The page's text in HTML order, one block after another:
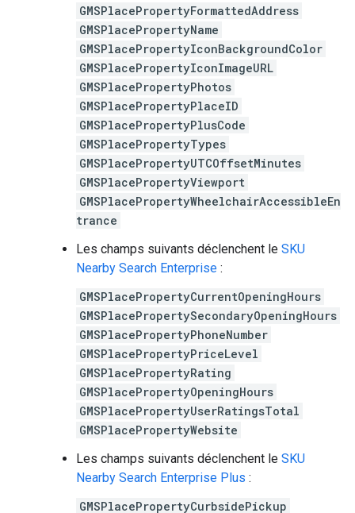
GMSPlacePropertyFormattedAddress
GMSPlacePropertyName
GMSPlacePropertyIconBackgroundColor
GMSPlacePropertyIconImageURL
GMSPlacePropertyPhotos
GMSPlacePropertyPlaceID
GMSPlacePropertyPlusCode
GMSPlacePropertyTypes
GMSPlacePropertyUTCOffsetMinutes
GMSPlacePropertyViewport
GMSPlacePropertyWheelchairAccessibleEn
trance
Les champs suivants déclenchent le SKU
Nearby Search Enterprise :
GMSPlacePropertyCurrentOpeningHours
GMSPlacePropertySecondaryOpeningHours
GMSPlacePropertyPhoneNumber
GMSPlacePropertyPriceLevel
GMSPlacePropertyRating
GMSPlacePropertyOpeningHours
GMSPlacePropertyUserRatingsTotal
GMSPlacePropertyWebsite
Les champs suivants déclenchent le SKU
Nearby Search Enterprise Plus :
GMSPlacePropertyCurbsidePickup